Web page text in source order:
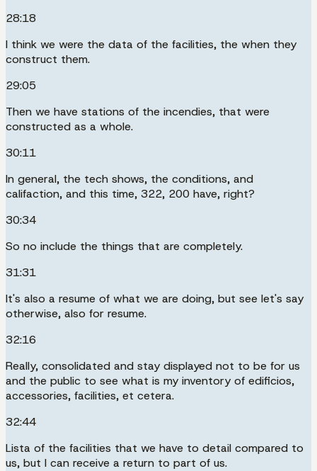
28:18
I think we were the data of the facilities, the when they
construct them.
29:05
Then we have stations of the incendies, that were
constructed as a whole.
30:11
In general, the tech shows, the conditions, and
califaction, and this time, 322, 200 have, right?
30:34
So no include the things that are completely.
31:31
It's also a resume of what we are doing, but see let's say
otherwise, also for resume.
32:16
Really, consolidated and stay displayed not to be for us
and the public to see what is my inventory of edificios,
accessories, facilities, et cetera.
32:44
Lista of the facilities that we have to detail compared to
us, but I can receive a return to part of us.